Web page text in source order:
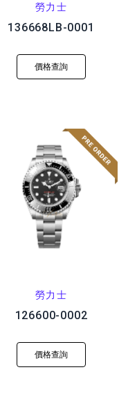
勞力士
136668LB-0001
價格查詢
勞力士
126600-0002
價格查詢